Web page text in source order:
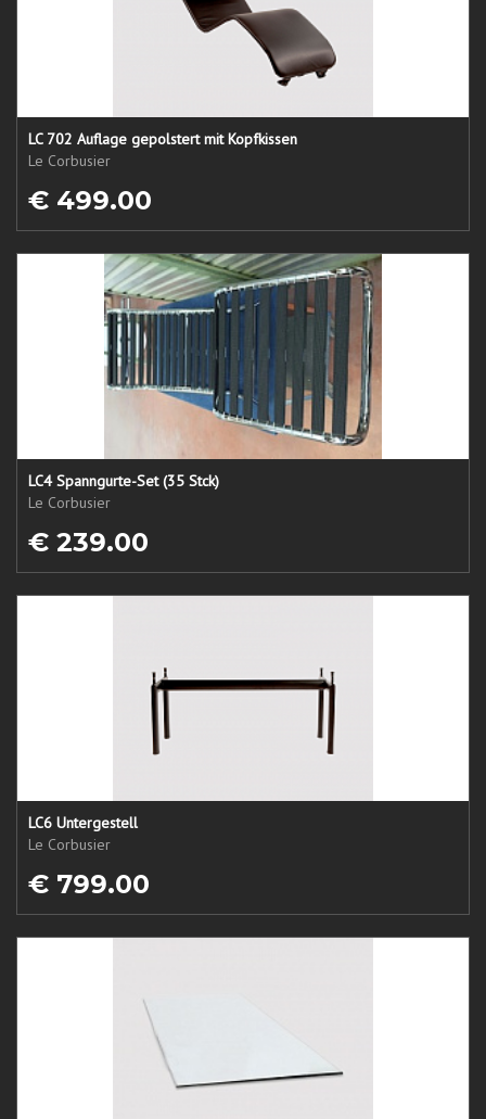
LC 702 Auflage gepolstert mit Kopfkissen
Le Corbusier
€ 499.00
LC4 Spanngurte-Set (35 Stck)
Le Corbusier
€ 239.00
LC6 Untergestell
Le Corbusier
€ 799.00